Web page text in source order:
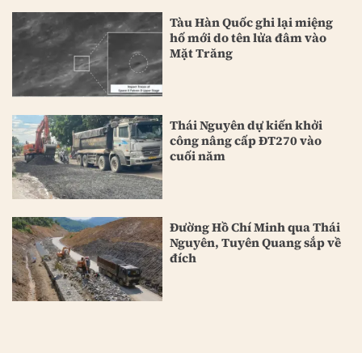
Tàu Hàn Quốc ghi lại miệng
hố mới do tên lửa đâm vào
Mặt Trăng
Thái Nguyên dự kiến khởi
công nâng cấp ĐT270 vào
cuối năm
Đường Hồ Chí Minh qua Thái
Nguyên, Tuyên Quang sắp về
đích